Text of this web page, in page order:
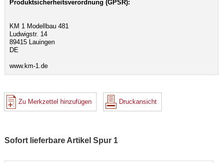
Produktsicherheitsverordnung (GPSR):
KM 1 Modellbau 481
Ludwigstr. 14
89415 Lauingen
DE
www.km-1.de
Zu Merkzettel hinzufügen Druckansicht
Sofort lieferbare Artikel Spur 1